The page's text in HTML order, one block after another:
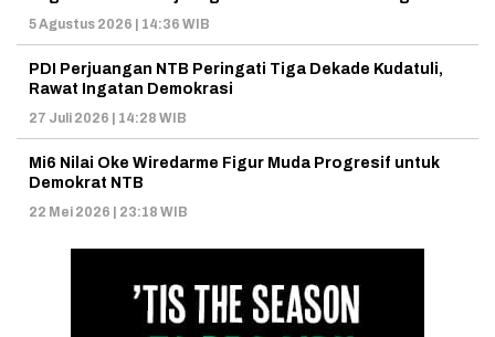
5 Agustus 2026 | 14:36 WIB
PDI Perjuangan NTB Peringati Tiga Dekade Kudatuli,
Rawat Ingatan Demokrasi
27 Juli 2026 | 14:28 WIB
Mi6 Nilai Oke Wiredarme Figur Muda Progresif untuk
Demokrat NTB
22 Mei 2026 | 23:18 WIB